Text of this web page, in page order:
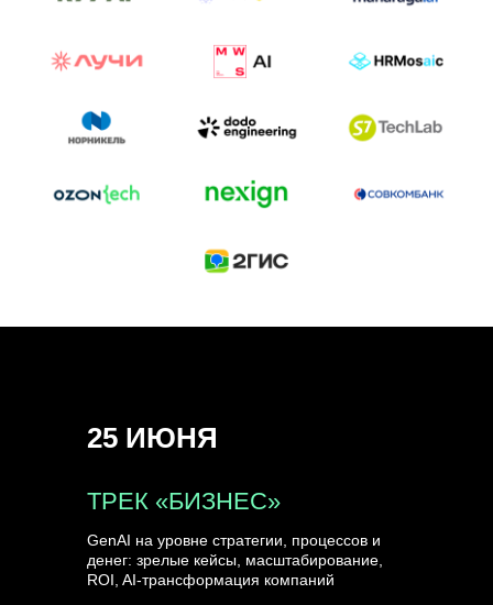
ТРЕК «БИЗНЕС»
GenAI на уровне стратегии, процессов и
денег: зрелые кейсы, масштабирование,
ROI, AI-трансформация компаний
25 ИЮНЯ
к построению бизнеса и созданию технологий под
И БИТВА АГЕНТОВ
УЗНАТЬ БОЛЬШЕ